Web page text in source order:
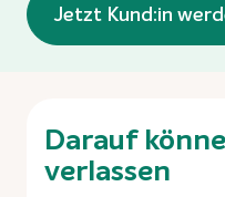
Jetzt Kund:in
Darauf
verlassen